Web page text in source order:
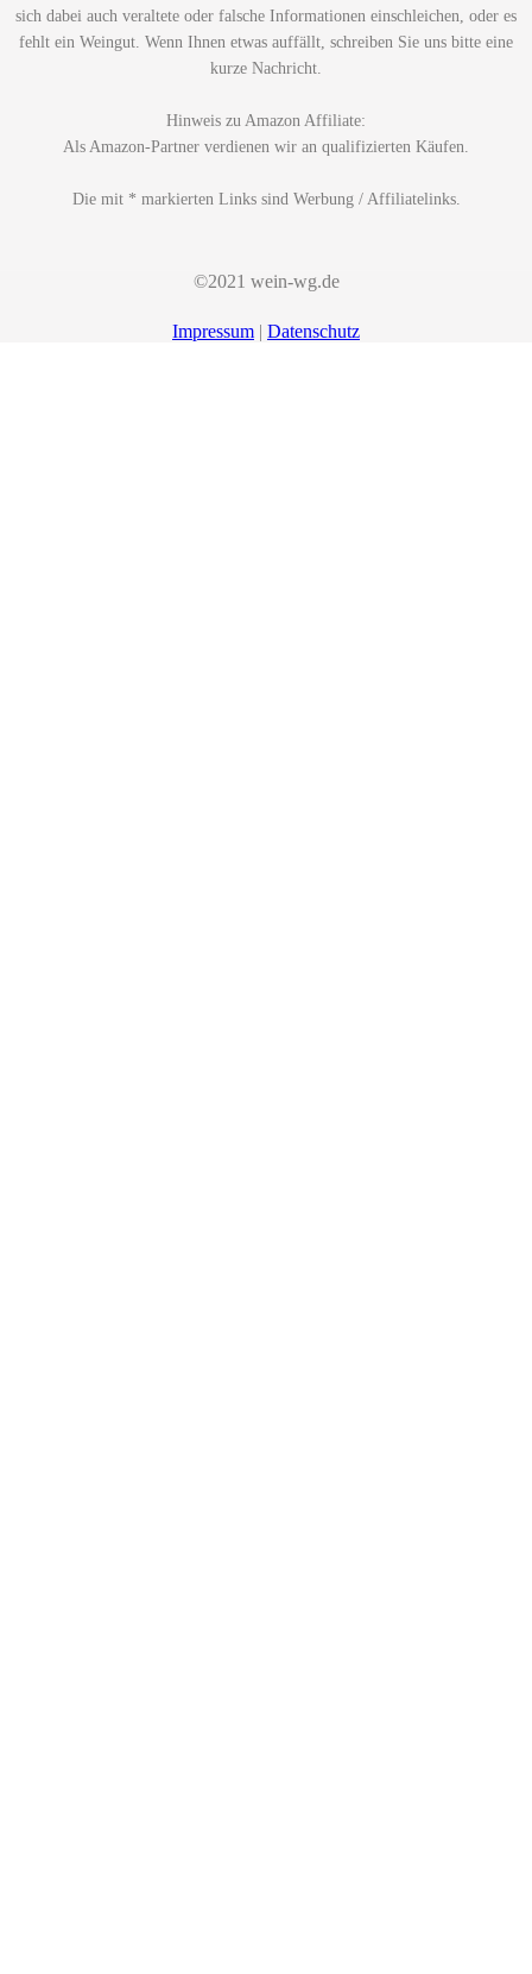
sich dabei auch veraltete oder falsche Informationen einschleichen, oder es
fehlt ein Weingut. Wenn Ihnen etwas auffällt, schreiben Sie uns bitte eine
kurze Nachricht.
Hinweis zu Amazon Affiliate:
Als Amazon-Partner verdienen wir an qualifizierten Käufen.
Die mit * markierten Links sind Werbung / Affiliatelinks.
©2021 wein-wg.de
Impressum | Datenschutz